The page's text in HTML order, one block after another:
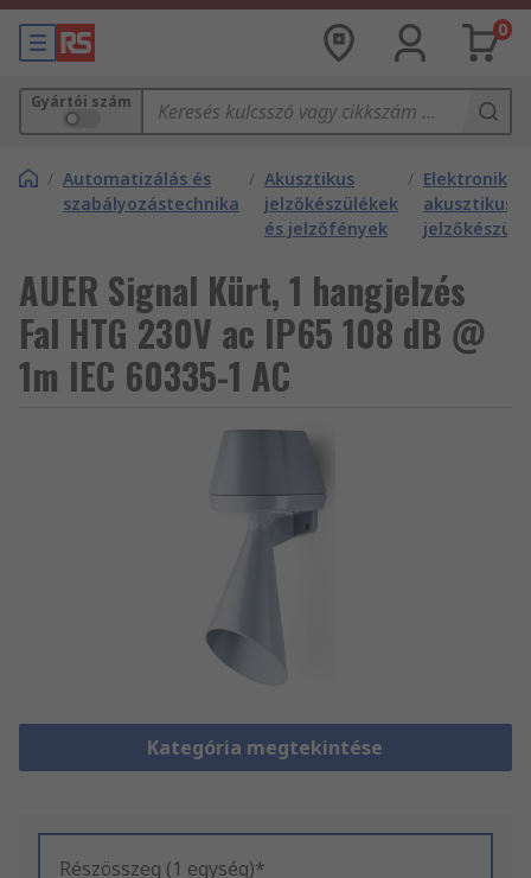
0
Gyártói szám
/ Automatizálás és
szabályozástechnika
/ Akusztikus
jelzőkészülékek
és jelzőfények
/ Elektronikus
akusztikus
AUER Signal Kürt, 1 hangjelzés
Fal HTG 230V ac IP65 108 dB @
1m IEC 60335-1 AC
Kategória megtekintése
Részösszeg (1 egység)*